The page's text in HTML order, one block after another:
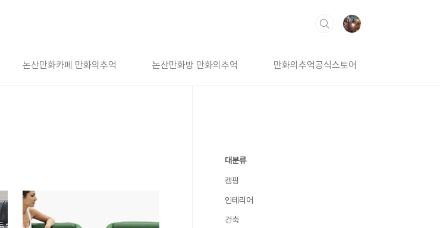
논산만화카페 만화의추억 논산만화방 만화의추억 만화의추억공식스토어
대분류
캠핑
인테리어
건축